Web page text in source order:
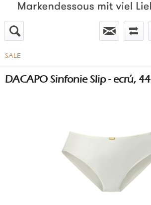
SALE
DACAPO Sinfonie Slip - ecrú, 44